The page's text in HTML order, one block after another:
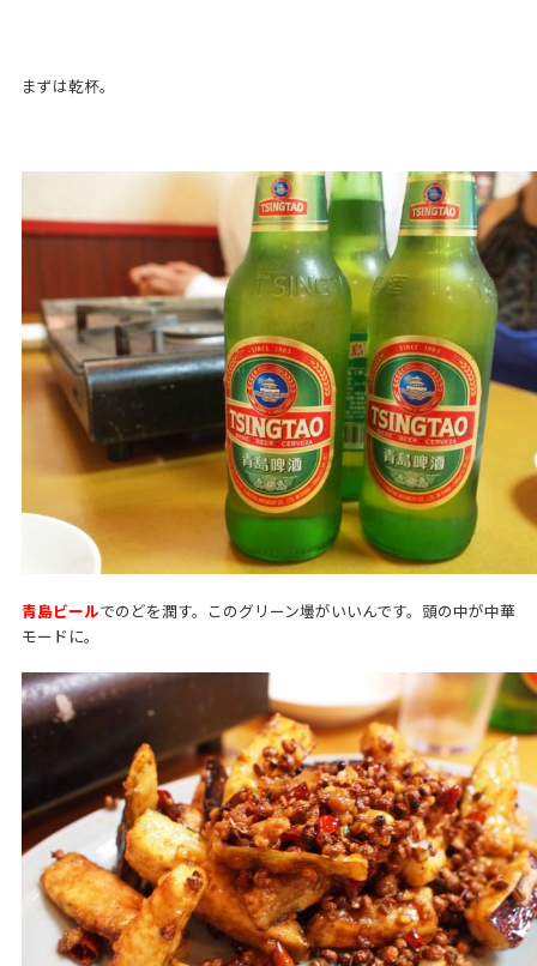
まずは乾杯。
青島ビールでのどを潤す。このグリーン壜がいいんです。頭の中が中華
モードに。